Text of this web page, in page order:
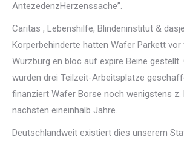
AntezedenzHerzenssache”.
Caritas , Lebenshilfe, Blindeninstitut &
Korperbehinderte hatten Wafer Parkett
Wurzburg en bloc auf expire Beine
wurden drei Teilzeit-Arbeitsplatze
finanziert Wafer Borse noch wenigstens z.
nachsten eineinhalb Jahre.
Deutschlandweit existiert dies unserem